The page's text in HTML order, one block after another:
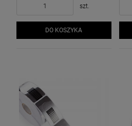
szt.
DO KOSZYKA